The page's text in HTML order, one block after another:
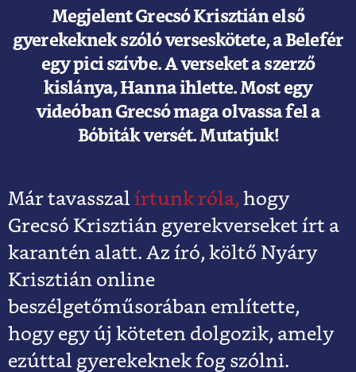
Megjelent Grecsó Krisztián első
gyerekeknek szóló verseskötete, a Belefér
egy pici szívbe. A verseket a szerző
kislánya, Hanna ihlette. Most egy
videóban Grecsó maga olvassa fel a
Bóbiták versét. Mutatjuk!
Már tavasszal írtunk róla, hogy
Grecsó Krisztián gyerekverseket írt a
karantén alatt. Az író, költő Nyáry
Krisztián online
beszélgetőműsorában említette,
hogy egy új köteten dolgozik, amely
ezúttal gyerekeknek fog szólni.